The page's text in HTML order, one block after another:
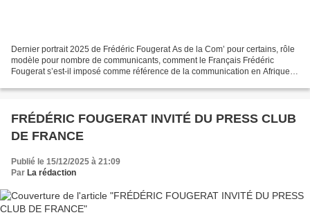
Dernier portrait 2025 de Frédéric Fougerat As de la Com’ pour certains, rôle
modèle pour nombre de communicants, comment le Français Frédéric
Fougerat s’est-il imposé comme référence de la communication en Afrique
FRÉDÉRIC FOUGERAT INVITÉ DU PRESS CLUB
DE FRANCE
Publié le 15/12/2025 à 21:09
Par La rédaction